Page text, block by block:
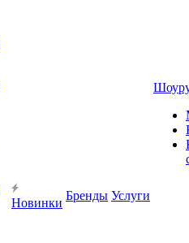
Новинки
Бренды Услуги